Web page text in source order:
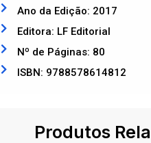
Ano da Edição: 2017
Editora: LF Editorial
Nº de Páginas: 80
ISBN: 9788578614812
Produtos